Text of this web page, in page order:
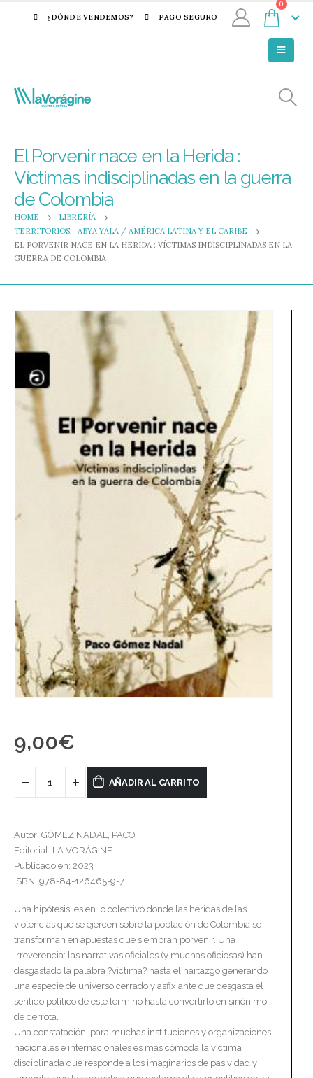
¿DÓNDE VENDEMOS? PAGO SEGURO
0
El Porvenir nace en la Herida :
Víctimas indisciplinadas en la guerra
de Colombia
HOME
LIBRERÍA
TERRITORIOS,
ABYA YALA / AMÉRICA LATINA Y EL CARIBE
EL PORVENIR NACE EN LA HERIDA : VÍCTIMAS INDISCIPLINADAS EN LA
GUERRA DE COLOMBIA
9,00€
AÑADIR AL CARRITO
Autor: GÓMEZ NADAL, PACO
Editorial: LA VORÁGINE
Publicado en: 2023
ISBN: 978-84-126465-9-7
Una hipótesis: es en lo colectivo donde las heridas de las
violencias que se ejercen sobre la población de Colombia se
transforman en apuestas que siembran porvenir. Una
irreverencia: las narrativas oficiales (y muchas oficiosas) han
desgastado la palabra ?víctima? hasta el hartazgo generando
una especie de universo cerrado y asfixiante que desgasta el
sentido político de este término hasta convertirlo en sinónimo
de derrota.
Una constatación: para muchas instituciones y organizaciones
nacionales e internacionales es más cómoda la víctima
disciplinada que responde a los imaginarios de pasividad y